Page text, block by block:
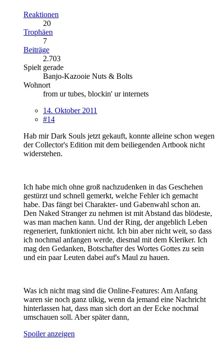
Reaktionen
20
Trophäen
7
Beiträge
2.703
Spielt gerade
Banjo-Kazooie Nuts & Bolts
Wohnort
from ur tubes, blockin' ur internets
14. Oktober 2011
#14
Hab mir Dark Souls jetzt gekauft, konnte alleine schon wegen
der Collector's Edition mit dem beiliegenden Artbook nicht
widerstehen.
Ich habe mich ohne groß nachzudenken in das Geschehen
gestürzt und schnell gemerkt, welche Fehler ich gemacht
habe. Das fängt bei Charakter- und Gabenwahl schon an.
Den Naked Stranger zu nehmen ist mit Abstand das blödeste,
was man machen kann. Und der Ring, der angeblich Leben
regeneriert, funktioniert nicht. Ich bin aber nicht weit, so dass
ich nochmal anfangen werde, diesmal mit dem Kleriker. Ich
mag den Gedanken, Botschafter des Wortes Gottes zu sein
und ein paar Leuten dabei auf's Maul zu hauen.
Was ich nicht mag sind die Online-Features: Am Anfang
waren sie noch ganz ulkig, wenn da jemand eine Nachricht
hinterlassen hat, dass man sich dort an der Ecke nochmal
umschauen soll. Aber später dann,
Spoiler anzeigen